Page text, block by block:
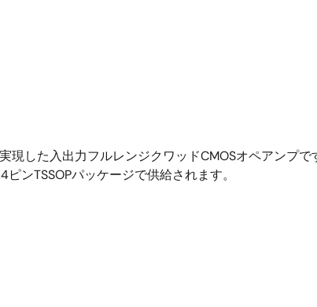
した入出力フルレンジクワッドCMOSオペアンプ
ンTSSOPパッケージで供給されます。